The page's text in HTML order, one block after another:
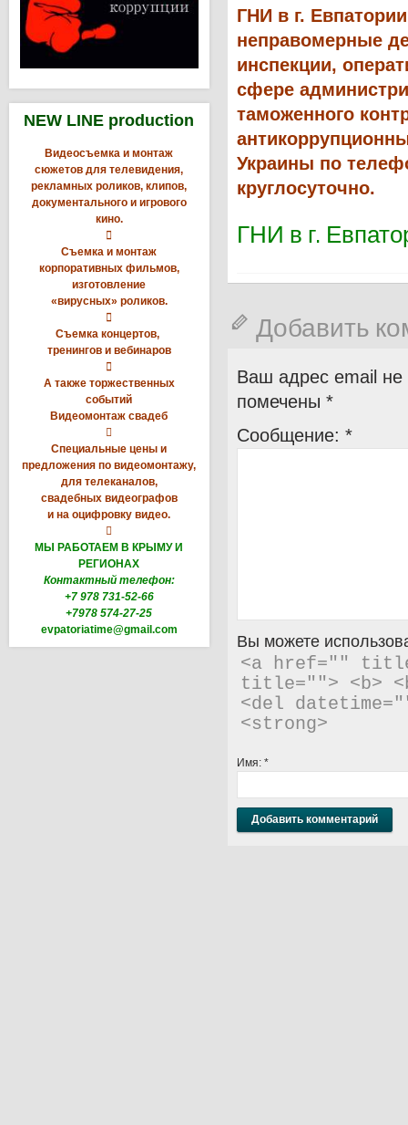
NEW LINE production
Видеосъемка и монтаж
сюжетов для телевидения,
рекламных роликов, клипов,
документального и игрового
кино.

Съемка и монтаж
корпоративных фильмов,
изготовление
«вирусных» роликов.

Съемка концертов,
тренингов и вебинаров

А также торжественных
событий
Видеомонтаж свадеб

Специальные цены и
предложения по видеомонтажу,
для телеканалов,
свадебных видеографов
и на оцифровку видео.

МЫ РАБОТАЕМ В КРЫМУ И
РЕГИОНАХ
Контактный телефон:
+7 978 731-52-66
+7978 574-27-25
evpatoriatime@gmail.com
ГНИ в г.
неправомерные
инспекции,
сфере
таможенного
Украины по
круглосуточно.
ГНИ в г.
Добавить
Ваш адрес email не
помечены *
Сообщение: *
Вы можете
<a href=""
title=""> <b>
<del
<strong>
Имя: *